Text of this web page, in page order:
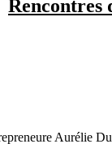
Rencontres
Aurélie